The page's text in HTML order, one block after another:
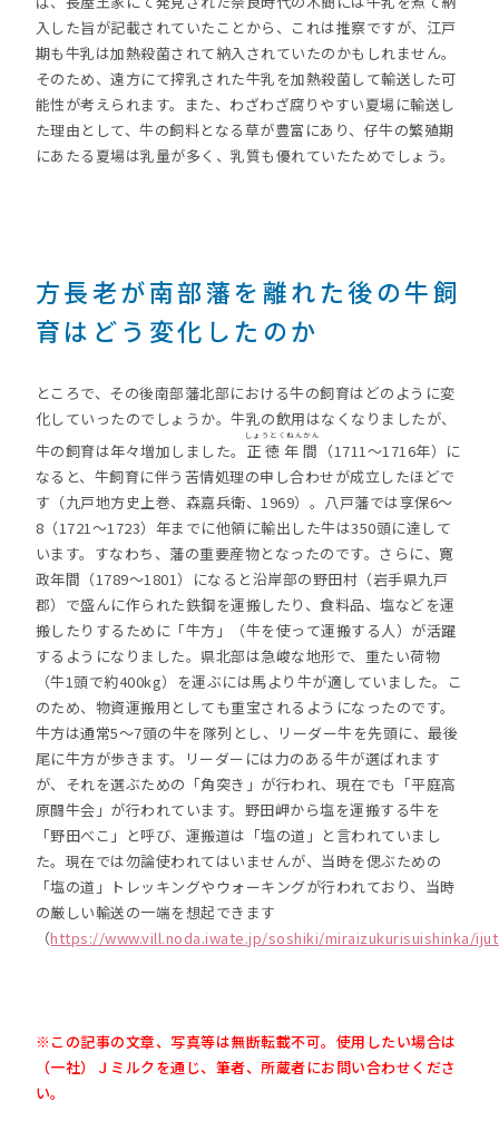
入した旨が記載されていたことから、これは推察ですが、江戸
期も牛乳は加熱殺菌されて納入されていたのかもしれません。
そのため、遠方にて搾乳された牛乳を加熱殺菌して輸送した可
能性が考えられます。また、わざわざ腐りやすい夏場に輸送し
た理由として、牛の飼料となる草が豊富にあり、仔牛の繁殖期
にあたる夏場は乳量が多く、乳質も優れていたためでしょう。
方長老が南部藩を離れた後の牛飼
育はどう変化したのか
ところで、その後南部藩北部における牛の飼育はどのように変
化していったのでしょうか。牛乳の飲用はなくなりましたが、
牛の飼育は年々増加しました。 正徳年間
しょうとくねんかん
（1711～1716年）に
なると、牛飼育に伴う苦情処理の申し合わせが成立したほどで
す（九戸地方史上巻、森嘉兵衛、1969）。八戸藩では享保6～
8（1721～1723）年までに他領に輸出した牛は350頭に達して
います。すなわち、藩の重要産物となったのです。さらに、寛
政年間（1789～1801）になると沿岸部の野田村（岩手県九戸
郡）で盛んに作られた鉄鋼を運搬したり、食料品、塩などを運
搬したりするために「牛方」（牛を使って運搬する人）が活躍
するようになりました。県北部は急峻な地形で、重たい荷物
（牛1頭で約400kg）を運ぶには馬より牛が適していました。こ
のため、物資運搬用としても重宝されるようになったのです。
牛方は通常5～7頭の牛を隊列とし、リーダー牛を先頭に、最後
尾に牛方が歩きます。リーダーには力のある牛が選ばれます
が、それを選ぶための「角突き」が行われ、現在でも「平庭高
原闘牛会」が行われています。野田岬から塩を運搬する牛を
「野田べこ」と呼び、運搬道は「塩の道」と言われていまし
た。現在では勿論使われてはいませんが、当時を偲ぶための
「塩の道」トレッキングやウォーキングが行われており、当時
の厳しい輸送の一端を想起できます
（https://www.vill.noda.iwate.jp/soshiki/miraizukurisuishinka/
※この記事の文章、写真等は無断転載不可。使用したい場合は
（一社）Ｊミルクを通じ、筆者、所蔵者にお問い合わせくださ
い。